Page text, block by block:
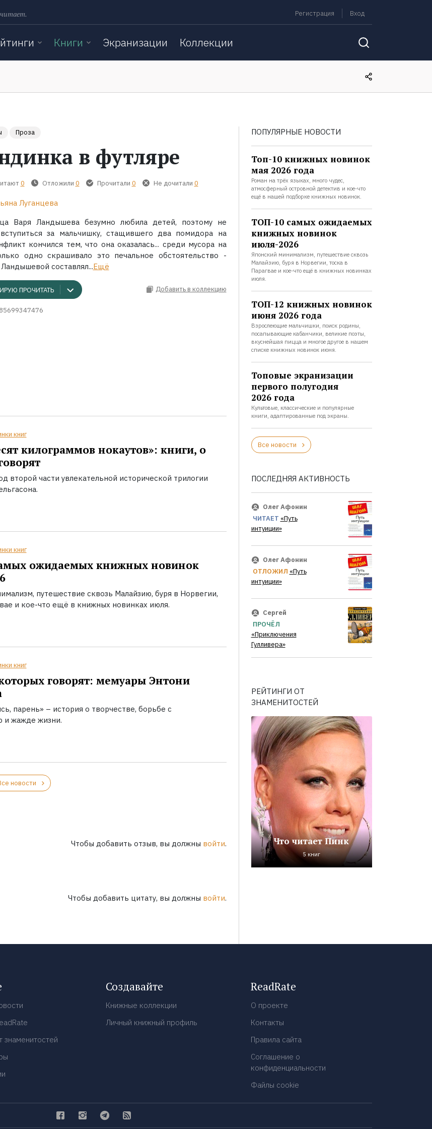
Регистрация Вход
Книги Экранизации Коллекции
Проза
в футляре
0 Отложили 0 Прочитали 0 Не дочитали 0
Луганцева
Варя Ландышева безумно любила детей, поэтому не
за мальчишку, стащившего два помидора на
кончился тем, что она оказалась... среди мусора на
одно скрашивало это печальное обстоятельство -
составлял...Ещё
ПРОЧИТАТЬ Добавить в коллекцию
книг
килограммов нокаутов»: книги, о
второй части увлекательной исторической трилогии
книг
ожидаемых книжных новинок
путешествие сквозь Малайзию, буря в Норвегии,
и кое-что ещё в книжных новинках июля.
книг
говорят: мемуары Энтони
парень» – история о творчестве, борьбе с
и жажде жизни.
новости
Чтобы добавить отзыв, вы должны войти.
Чтобы добавить цитату, вы должны войти.
ПОПУЛЯРНЫЕ НОВОСТИ
Топ-10 книжных новинок
мая 2026 года
Роман на трёх языках, много чудес,
атмосферный островной детектив и кое-что
ещё в нашей подборке книжных новинок.
ТОП-10 самых ожидаемых
книжных новинок
июля-2026
Японский минимализм, путешествие сквозь
Малайзию, буря в Норвегии, тоска в
Парагвае и кое-что ещё в книжных новинках
июля.
ТОП-12 книжных новинок
июня 2026 года
Взрослеющие мальчишки, поиск родины,
посапывающие кабанчики, великие поэты,
вкуснейшая пицца и многое другое в нашем
списке книжных новинок июня.
Топовые экранизации
первого полугодия
2026 года
Культовые, классические и популярные
книги, адаптированные под экраны.
Все новости
ПОСЛЕДНЯЯ АКТИВНОСТЬ
Олег Афонин
ЧИТАЕТ «Путь
интуиции»
Олег Афонин
ОТЛОЖИЛ «Путь
интуиции»
Сергей
ПРОЧЁЛ
«Приключения
Гулливера»
РЕЙТИНГИ ОТ
ЗНАМЕНИТОСТЕЙ
Что читает Пинк
5 книг
знаменитостей
Создавайте
Книжные коллекции
Личный книжный профиль
ReadRate
О проекте
Контакты
Правила сайта
Соглашение о
конфиденциальности
Файлы cookie